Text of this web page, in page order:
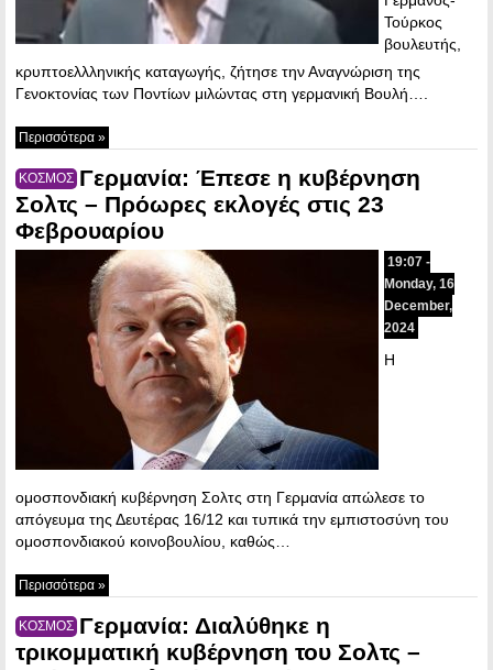
Τούρκος
βουλευτής,
κρυπτοελλληνικής καταγωγής, ζήτησε την Αναγνώριση της
Γενοκτονίας των Ποντίων μιλώντας στη γερμανική Βουλή….
Περισσότερα »
ΚΟΣΜΟΣ Γερμανία: Έπεσε η κυβέρνηση
Σολτς – Πρόωρες εκλογές στις 23
Φεβρουαρίου
19:07 -
Monday, 16
December,
2024
Η
ομοσπονδιακή κυβέρνηση Σολτς στη Γερμανία απώλεσε το
απόγευμα της Δευτέρας 16/12 και τυπικά την εμπιστοσύνη του
ομοσπονδιακού κοινοβουλίου, καθώς…
Περισσότερα »
ΚΟΣΜΟΣ Γερμανία: Διαλύθηκε η
τρικομματική κυβέρνηση του Σολτς –